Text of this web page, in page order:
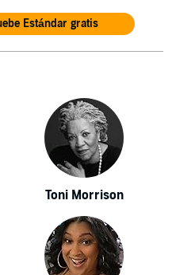
Estándar gratis
Toni Morrison